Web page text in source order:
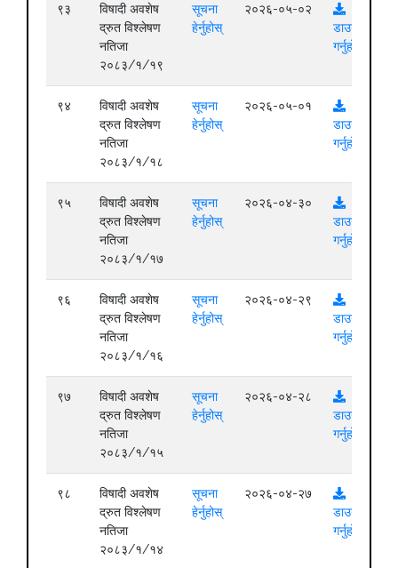
९३
विषादी अवशेष
द्रुत विश्लेषण
नतिजा
२०८३/१/१९
सूचना
हेर्नुहोस्
२०२६-०५-०२
डाउनलोड
गर्नुहोस्
९४
विषादी अवशेष
द्रुत विश्लेषण
नतिजा
२०८३/१/१८
सूचना
हेर्नुहोस्
२०२६-०५-०१
डाउनलोड
गर्नुहोस्
९५
विषादी अवशेष
द्रुत विश्लेषण
नतिजा
२०८३/१/१७
सूचना
हेर्नुहोस्
२०२६-०४-३०
डाउनलोड
गर्नुहोस्
९६
विषादी अवशेष
द्रुत विश्लेषण
नतिजा
२०८३/१/१६
सूचना
हेर्नुहोस्
२०२६-०४-२९
डाउनलोड
गर्नुहोस्
९७
विषादी अवशेष
द्रुत विश्लेषण
नतिजा
२०८३/१/१५
सूचना
हेर्नुहोस्
२०२६-०४-२८
डाउनलोड
गर्नुहोस्
९८
विषादी अवशेष
द्रुत विश्लेषण
नतिजा
२०८३/१/१४
सूचना
हेर्नुहोस्
२०२६-०४-२७
डाउनलोड
गर्नुहोस्